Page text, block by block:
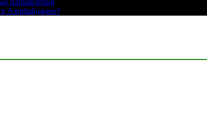
направления
Азербайджане?